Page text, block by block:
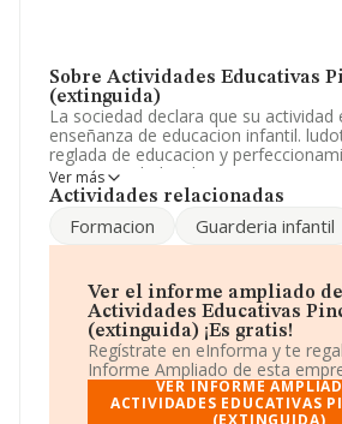
Sobre Actividades Educativas
(extinguida)
La sociedad declara que su actividad
enseñanza de educacion infantil.
reglada de educacion y
otras actividades de ensenaza, corte
informática, mecanografia, idiomas,
actividad de referencia CNAE
preprimaria', cuyo Código es 8510.
No ha habido variación en cuanto al
empleados con respecto al 2017 y
la información a disposición de
con un número de empleados
sector.
Ver más
Actividades relacionadas
Formacion Guarderia infantil
Ver el informe ampliado de
Actividades Educativas
(extinguida) ¡Es gratis!
Regístrate en eInforma y te
Informe Ampliado de esta
VER INFORME
ACTIVIDADES EDUCATIVAS
(EXTINGUIDA)